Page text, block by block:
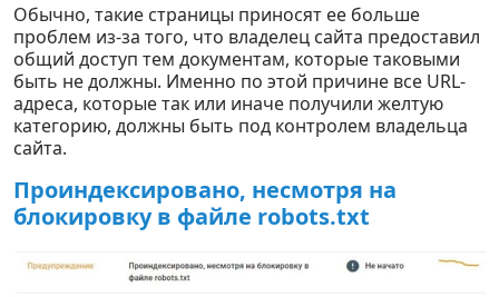
Обычно, такие страницы приносят ее больше
проблем из-за того, что владелец сайта предоставил
общий доступ тем документам, которые таковыми
быть не должны. Именно по этой причине все URL-
адреса, которые так или иначе получили желтую
категорию, должны быть под контролем владельца
сайта.
Проиндексировано, несмотря на
блокировку в файле robots.txt